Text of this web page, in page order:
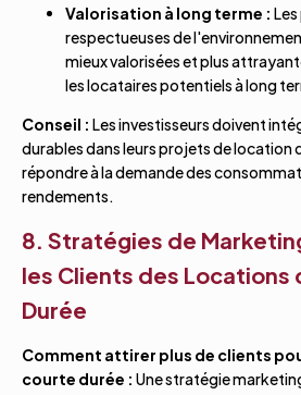
Valorisation à long terme :
respectueuses de
mieux valorisées et plus
les locataires potentiels à long
Conseil : Les investisseurs doivent
durables dans leurs projets de location
répondre à la demande des
rendements.
8. Stratégies de
les Clients des Locations
Durée
Comment attirer plus de clients
courte durée : Une stratégie